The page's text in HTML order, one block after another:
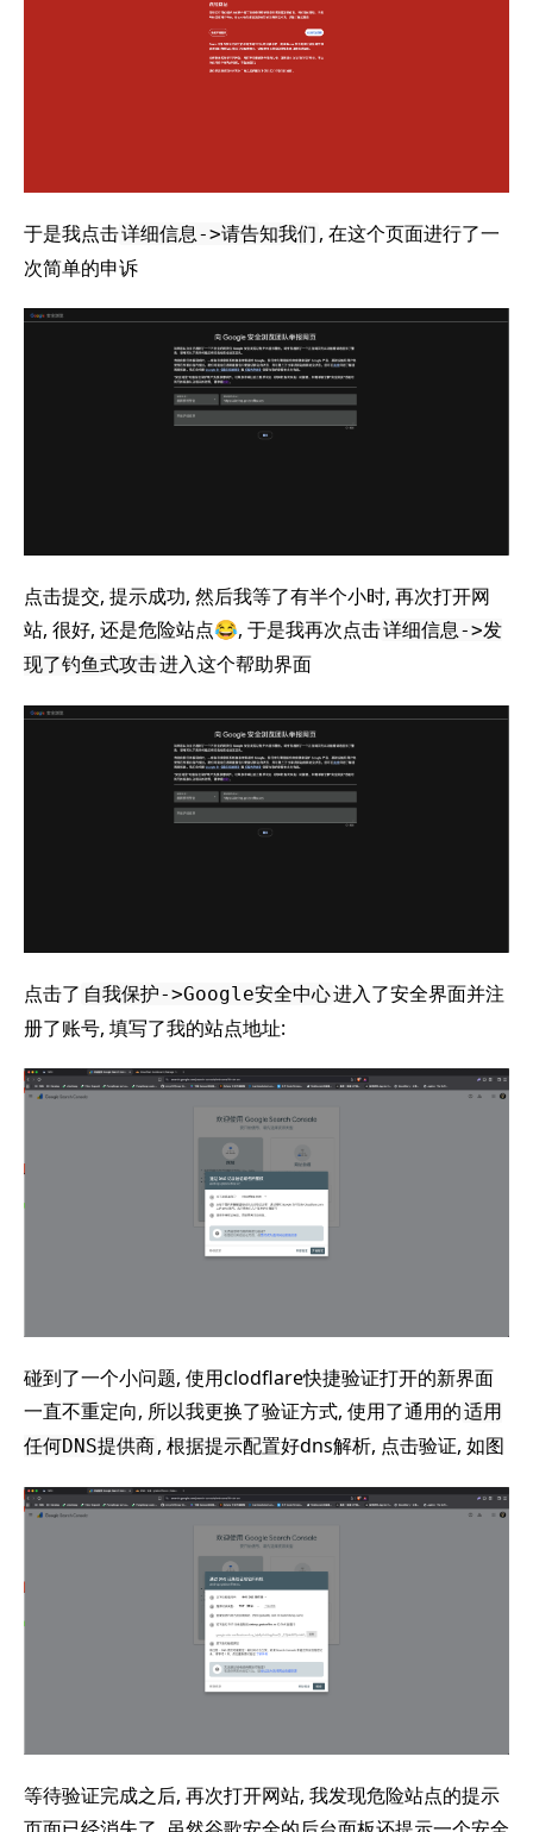
于是我点击详细信息->请告知我们 , 在这个页面进行了一
次简单的申诉
点击提交, 提示成功, 然后我等了有半个小时, 再次打开网
站, 很好, 还是危险站点😂, 于是我再次点击详细信息->发
现了钓鱼式攻击进入这个帮助界面
点击了 自我保护->Google安全中心进入了安全界面并注
册了账号, 填写了我的站点地址:
碰到了一个小问题, 使用clodflare快捷验证打开的新界面
一直不重定向, 所以我更换了验证方式, 使用了通用的适用
任何DNS提供商, 根据提示配置好dns解析, 点击验证, 如图
等待验证完成之后, 再次打开网站, 我发现危险站点的提示